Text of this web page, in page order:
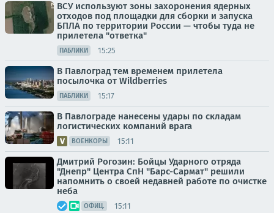
ВСУ используют зоны захоронения ядерных
отходов под площадки для сборки и запуска
БПЛА по территории России — чтобы туда не
прилетела "ответка"
ПАБЛИКИ 15:25
В Павлоград тем временем прилетела
посылочка от Wildberries
ПАБЛИКИ 15:17
В Павлограде нанесены удары по складам
логистических компаний врага
ВОЕНКОРЫ 15:11
Дмитрий Рогозин: Бойцы Ударного отряда
"Днепр" Центра СпН "Барс-Сармат" решили
напомнить о своей недавней работе по очистке
неба
ОФИЦ. 15:11